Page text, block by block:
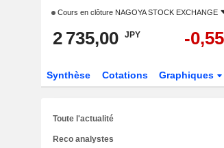
Cours en clôture NAGOYA STOCK EXCHANGE
2 735,00 JPY -
Synthèse Cotations Graphiques
Toute l'actualité
Reco analystes